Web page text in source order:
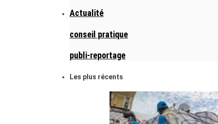
Actualité
conseil pratique
publi-reportage
Les plus récents